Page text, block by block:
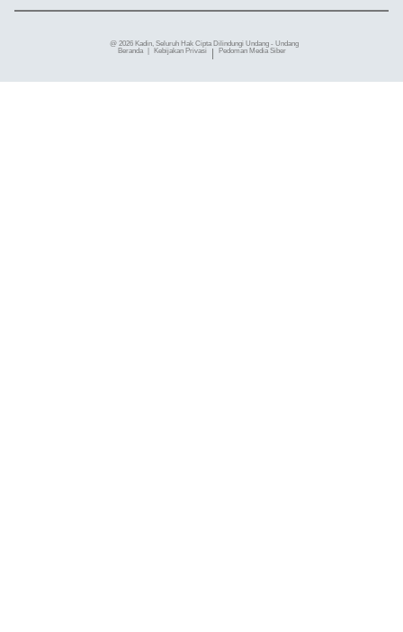
@ 2026 Kadin, Seluruh Hak Cipta Dilindungi Undang - Undang
Beranda
Kebijakan Privasi Pedoman Media Siber